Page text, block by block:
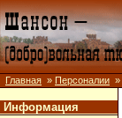
Главная » Персоналии »
Информация